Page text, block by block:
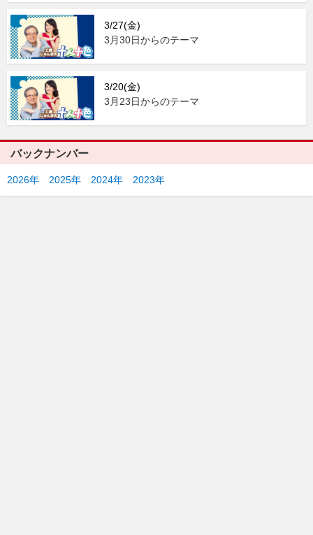
3/27(金)
3月30日からのテーマ
3/20(金)
3月23日からのテーマ
バックナンバー
2026年 2025年 2024年 2023年